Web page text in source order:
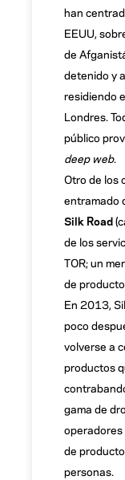
han
EEUU,
de
detenido y
residiendo
Londres.
público
deep web.
Otro de los
entramado
Silk Road
de los
TOR; un
de
En 2013,
poco
volverse a
productos
gama de
operadores
de
personas.